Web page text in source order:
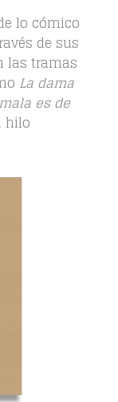
lo cómico
de sus
las tramas
La dama
es de
hilo